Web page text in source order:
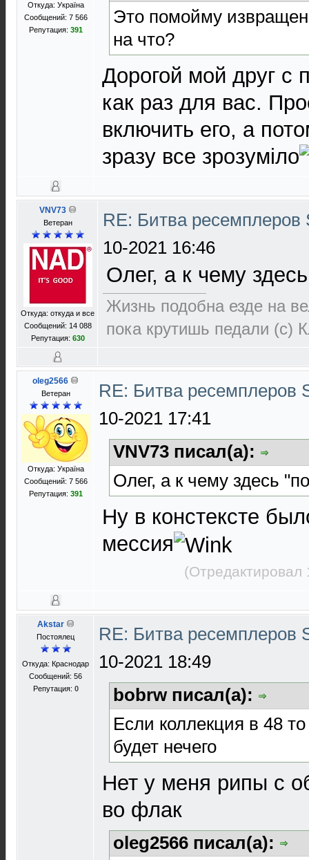
Откуда: Україна
Сообщений: 7 566
Репутация: 391
Это помойму
на что?
Дорогой мой друг с
как раз для вас.
включить его, а
зразу все зрозуміло
VNV73
Ветеран
Откуда: откуда и все
Сообщений: 14 088
Репутация: 630
RE: Битва
10-2021 16:46
Олег, а к чему
Жизнь подобна езде на
пока крутишь педали (с)
oleg2566
Ветеран
Откуда: Україна
Сообщений: 7 566
Репутация: 391
RE: Битва ресемплеров
10-2021 17:41
VNV73 писал(а):
Олег, а к чему здесь
Ну в констексте
мессия
Akstar
Постоялец
Откуда: Краснодар
Сообщений: 56
Репутация: 0
RE: Битва ресемплеров
10-2021 18:49
bobrw писал(а):
Если коллекция в 48
будет нечего
Нет у меня рипы с
во флак
oleg2566 писал(а):